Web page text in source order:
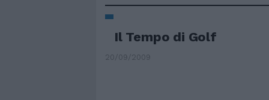
Il Tempo di Golf
20/09/2009